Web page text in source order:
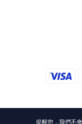
提醒您，我們不